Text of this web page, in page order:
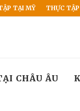
TẠI MỸ THỰC
CHÂU ÂU